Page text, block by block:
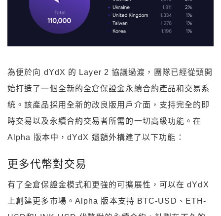
為便於向 dYdX 的 Layer 2 協議過渡，團隊已經從頭開
始打造了一個全新的全倉保證金永續合約產品和交易系
統。該產品採用全新的改良版用戶介面，支持完全的即
時交易以及永續合約交易者所需的一切高級功能。在
Alpha 版本中，dYdX 還額外構建了以下功能：
更多代幣對交易
有了全倉保證金模式和更強的可擴展性，可以在 dYdX
上創建更多市場。Alpha 版本支持 BTC-USD、ETH-